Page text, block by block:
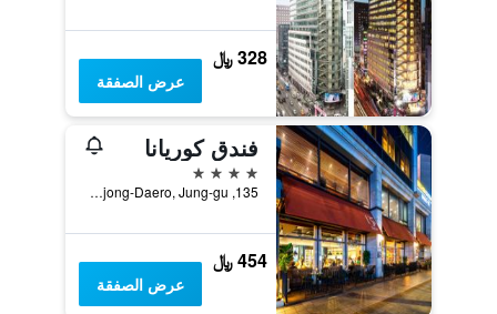
328 ﷼
عرض الصفقة
فندق كوريانا
4 نجوم
135, Sejong-Daero, Jung-gu, سيول, كوريا الجنوبية
454 ﷼
عرض الصفقة